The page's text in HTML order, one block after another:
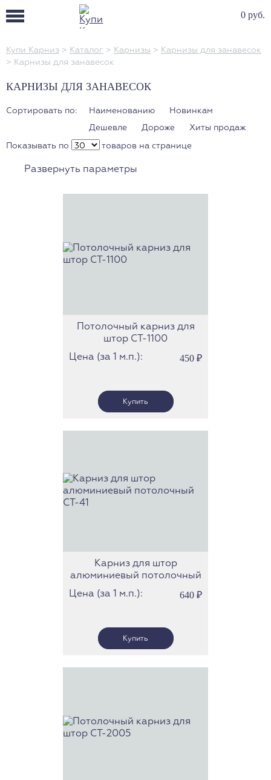
0 руб.
Купи Карниз > Каталог > Карнизы > Карнизы для занавесок
> Карнизы для занавесок
КАРНИЗЫ ДЛЯ ЗАНАВЕСОК
Сортировать по: Наименованию
Новинкам
Дешевле
Дороже Хиты продаж
Показывать по товаров на странице
Развернуть параметры
Потолочный карниз для
штор СТ-1100
Цена (за 1 м.п.):
450 ₽
Карниз для штор
алюминиевый потолочный
СТ-41
Цена (за 1 м.п.): 640 ₽